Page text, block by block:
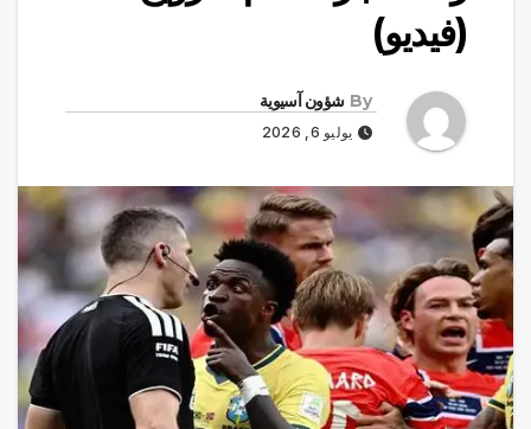
(فيديو)
By شؤون آسيوية
يوليو 6, 2026